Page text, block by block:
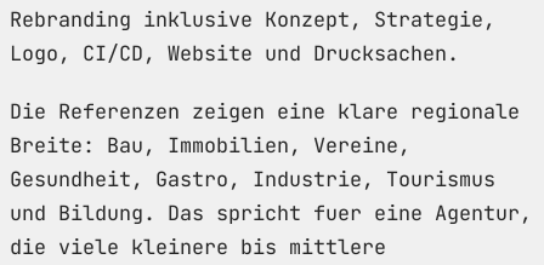
Rebranding inklusive Konzept, Strategie,
Logo, CI/CD, Website und Drucksachen.
Die Referenzen zeigen eine klare regionale
Breite: Bau, Immobilien, Vereine,
Gesundheit, Gastro, Industrie, Tourismus
und Bildung. Das spricht fuer eine Agentur,
die viele kleinere bis mittlere